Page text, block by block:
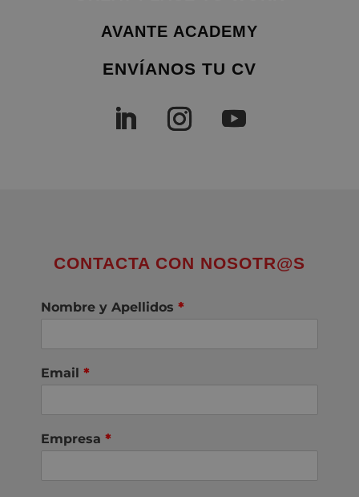
AVANTE ACADEMY
ENVÍANOS TU CV
CONTACTA CON NOSOTR@S
Nombre y Apellidos *
Email *
Empresa *